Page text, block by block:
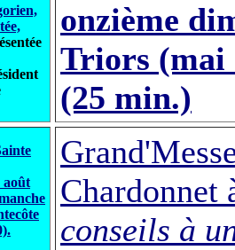
onzième
Triors (mai
(25 min.)
août
Chardonnet
conseils à